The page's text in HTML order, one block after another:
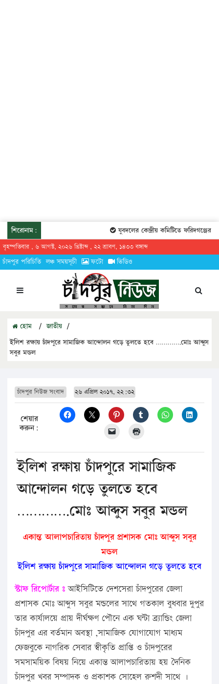
শিরোনাম: যুবদলের কেন্দ্রীয় কমিটিতে ফরিদগঞ্জের
বৃহস্পতিবার , ৬ আগস্ট, ২০২৬ খ্রিষ্টাব্দ , ২২ শ্রাবণ, ১৪৩৩ বঙ্গাব্দ
চাঁদপুর পরিচিতি লঞ্চ সময়সূচী ফটো ভিডিও
হোম / জাতীয় /
ইলিশ রক্ষায় চাঁদপুরে সামাজিক আন্দোলন গড়ে তুলতে হবে ………….মোঃ আব্দুস
সবুর মন্ডল
চাঁদপুর নিউজ সংবাদ ২৬ এপ্রিল ২০১৭, ২২:৩২
শেয়ার
করুন:
ইলিশ রক্ষায় চাঁদপুরে সামাজিক
আন্দোলন গড়ে তুলতে হবে
………….মোঃ আব্দুস সবুর মন্ডল
একান্ত আলাপচারিতায় চাঁদপুর প্রশাসক মোঃ আব্দুস সবুর
মন্ডল
ইলিশ রক্ষায় চাঁদপুরে সামাজিক আন্দোলন গড়ে তুলতে হবে
স্টাফ রিপোর্টার ঃ আইসিটিতে দেশসেরা চাঁদপুরের জেলা
প্রশাসক মোঃ আব্দুস সবুর মন্ডলের সাথে গতকাল বুধবার দুপুর
তার কার্যালয়ে প্রায় দীর্ঘক্ষণ পৌনে এক ঘন্টা ব্র্যান্ডিং জেলা
চাঁদপুর এর বর্তমান অবস্থা ,সামাজিক যোগাযোগ মাধ্যম
ফেজবুকে নাগরিক সেবার স্বীকৃতি প্রাপ্তি ও চাঁদপুরের
সমসাময়িক বিষয় নিয়ে একান্ত আলাপচারিতায় হয় দৈনিক
চাঁদপুর খবর সম্পাদক ও প্রকাশক সোহেল রুশদী সাথে ।